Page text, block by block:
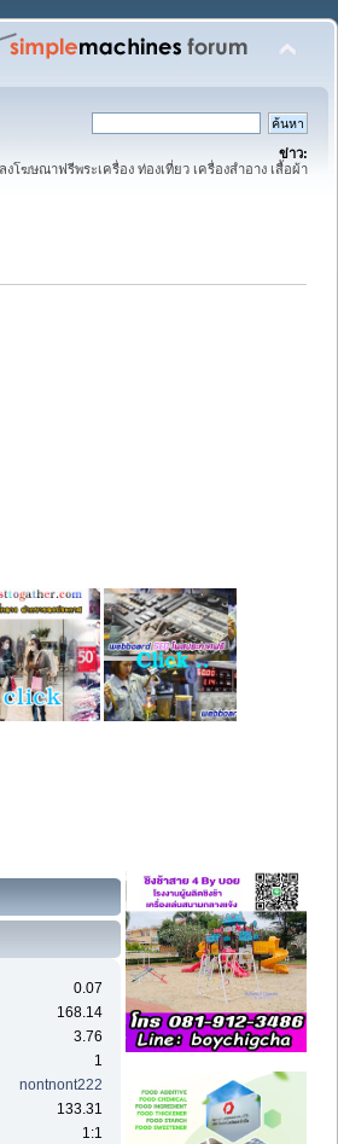
ข่าว:
โฆษณาฟรีพระเครื่อง ท่องเที่ยว เครื่องสำอาง เสื้อผ้า
0.07
168.14
3.76
1
nontnont222
133.31
1:1